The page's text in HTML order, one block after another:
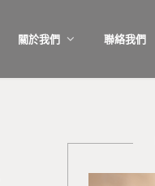
關於我們 聯絡我們